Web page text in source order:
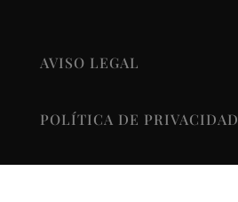
AVISO LEGAL
POLÍTICA DE PRIVACIDAD